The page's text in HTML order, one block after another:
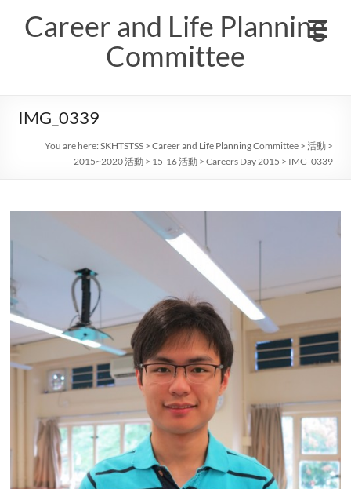
contentCareer and Life Planning
Committee
IMG_0339
You are here:SKHTSTSS >Career and Life Planning Committee >活動 >
2015~2020 活動 > 15-16 活動 >Careers Day 2015 > IMG_0339